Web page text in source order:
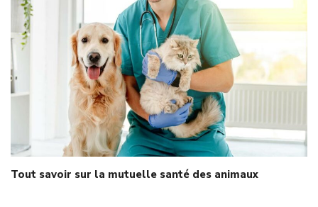
Tout savoir sur la mutuelle santé des animaux